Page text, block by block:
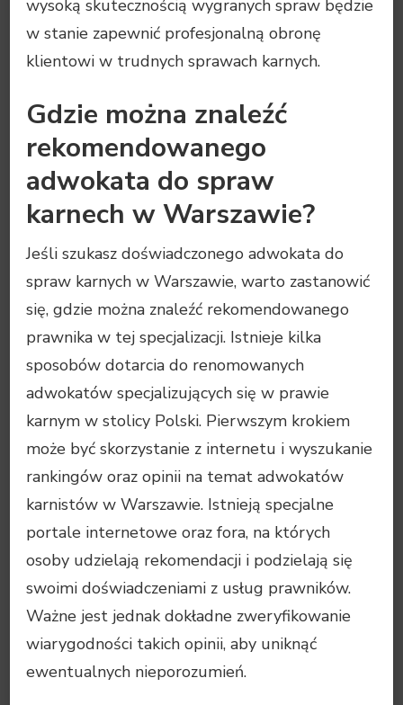
wysoką skutecznością wygranych spraw będzie
w stanie zapewnić profesjonalną obronę
klientowi w trudnych sprawach karnych.
Gdzie można znaleźć
rekomendowanego
adwokata do spraw
karnech w Warszawie?
Jeśli szukasz doświadczonego adwokata do
spraw karnych w Warszawie, warto zastanowić
się, gdzie można znaleźć rekomendowanego
prawnika w tej specjalizacji. Istnieje kilka
sposobów dotarcia do renomowanych
adwokatów specjalizujących się w prawie
karnym w stolicy Polski. Pierwszym krokiem
może być skorzystanie z internetu i wyszukanie
rankingów oraz opinii na temat adwokatów
karnistów w Warszawie. Istnieją specjalne
portale internetowe oraz fora, na których
osoby udzielają rekomendacji i podzielają się
swoimi doświadczeniami z usług prawników.
Ważne jest jednak dokładne zweryfikowanie
wiarygodności takich opinii, aby uniknąć
ewentualnych nieporozumień.